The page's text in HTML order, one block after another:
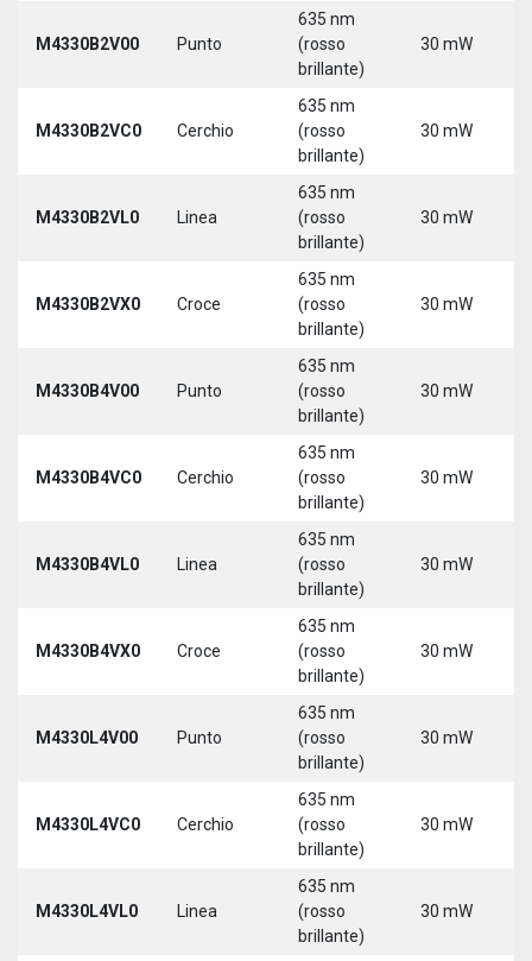
M4330B2V00 Punto
635 nm
(rosso
brillante)
30 mW
M4330B2VC0 Cerchio
635 nm
(rosso
brillante)
30 mW
M4330B2VL0 Linea
635 nm
(rosso
brillante)
30 mW
M4330B2VX0 Croce
635 nm
(rosso
brillante)
30 mW
M4330B4V00 Punto
635 nm
(rosso
brillante)
30 mW
M4330B4VC0 Cerchio
635 nm
(rosso
brillante)
30 mW
M4330B4VL0 Linea
635 nm
(rosso
brillante)
30 mW
M4330B4VX0 Croce
635 nm
(rosso
brillante)
30 mW
M4330L4V00 Punto
635 nm
(rosso
brillante)
30 mW
M4330L4VC0 Cerchio
635 nm
(rosso
brillante)
30 mW
M4330L4VL0 Linea
635 nm
(rosso
brillante)
30 mW